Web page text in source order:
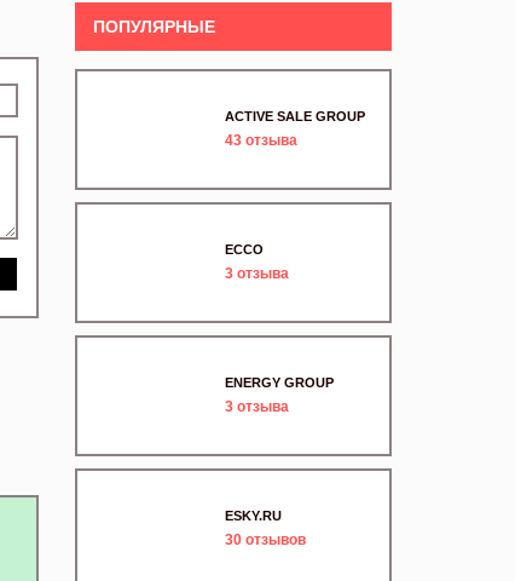
ПОПУЛЯРНЫЕ
ACTIVE SALE GROUP
43 отзыва
ECCO
3 отзыва
ENERGY GROUP
3 отзыва
ESKY.RU
30 отзывов